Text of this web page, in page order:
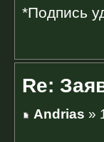
*Подпись
Re:
Andrias »